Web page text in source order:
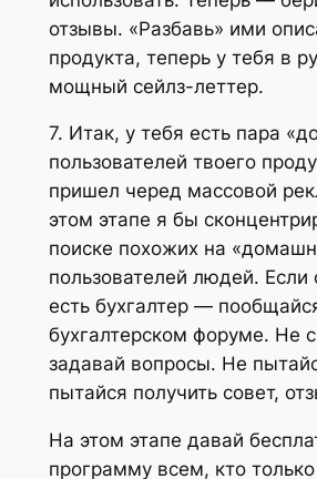
отзывы. «Разбавь» ими
продукта, теперь у тебя в
мощный сейлз-леттер.
7. Итак, у тебя есть пара
пользователей твоего
пришел черед массовой
этом этапе я бы
поиске похожих на
пользователей людей. Если
есть бухгалтер —
бухгалтерском форуме. Не
задавай вопросы. Не
пытайся получить совет,
На этом этапе давай
программу всем, кто